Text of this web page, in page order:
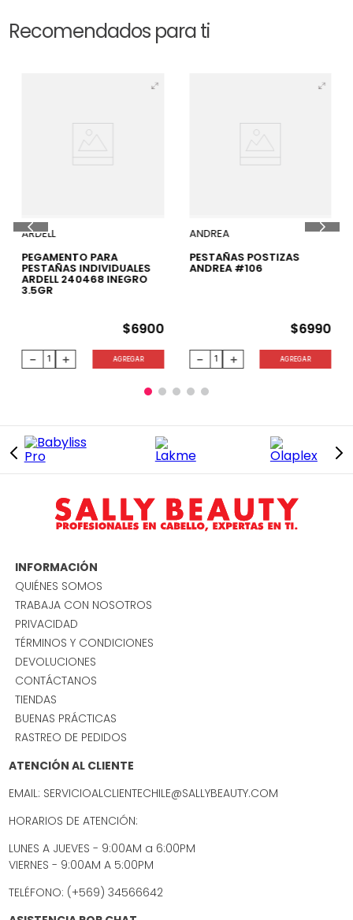
Recomendados para ti
ARDELL
PEGAMENTO PARA
PESTAÑAS INDIVIDUALES
ARDELL 240468 INEGRO
3.5GR
$6900
＋
－ AGREGAR
ANDREA
PESTAÑAS POSTIZAS
ANDREA #106
$6990
＋
－ AGREGAR
INFORMACIÓN
QUIÉNES SOMOS
TRABAJA CON NOSOTROS
PRIVACIDAD
TÉRMINOS Y CONDICIONES
DEVOLUCIONES
CONTÁCTANOS
TIENDAS
BUENAS PRÁCTICAS
RASTREO DE PEDIDOS
ATENCIÓN AL CLIENTE
EMAIL: SERVICIOALCLIENTECHILE@SALLYBEAUTY.COM
HORARIOS DE ATENCIÓN:
LUNES A JUEVES - 9:00AM a 6:00PM
VIERNES - 9:00AM A 5:00PM
TELÉFONO: (+569) 34566642